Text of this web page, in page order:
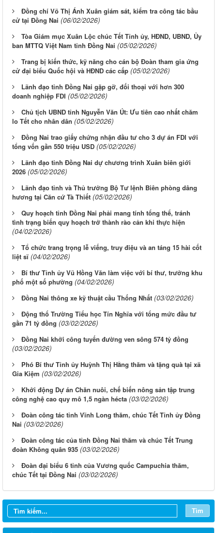
Đồng chí Võ Thị Ánh Xuân giám sát, kiểm tra công tác bầu
cử tại Đồng Nai (06/02/2026)
Tòa Giám mục Xuân Lộc chúc Tết Tỉnh ủy, HĐND, UBND, Ủy
ban MTTQ Việt Nam tỉnh Đồng Nai (05/02/2026)
Trang bị kiến thức, kỹ năng cho cán bộ Đoàn tham gia ứng
cử đại biểu Quốc hội và HĐND các cấp (05/02/2026)
Lãnh đạo tỉnh Đồng Nai gặp gỡ, đối thoại với hơn 300
doanh nghiệp FDI (05/02/2026)
Chủ tịch UBND tỉnh Nguyễn Văn Út: Ưu tiên cao nhất chăm
lo Tết cho nhân dân (05/02/2026)
Đồng Nai trao giấy chứng nhận đầu tư cho 3 dự án FDI với
tổng vốn gần 550 triệu USD (05/02/2026)
Lãnh đạo tỉnh Đồng Nai dự chương trình Xuân biên giới
2026 (05/02/2026)
Lãnh đạo tỉnh và Thủ trưởng Bộ Tư lệnh Biên phòng dâng
hương tại Căn cứ Tà Thiết (05/02/2026)
Quy hoạch tỉnh Đồng Nai phải mang tính tổng thể, tránh
tình trạng biến quy hoạch trở thành rào cản khi thực hiện
(04/02/2026)
Tổ chức trang trọng lễ viếng, truy điệu và an táng 15 hài cốt
liệt sĩ (04/02/2026)
Bí thư Tỉnh ủy Vũ Hồng Văn làm việc với bí thư, trưởng khu
phố một số phường (04/02/2026)
Đồng Nai thông xe kỹ thuật cầu Thống Nhất (03/02/2026)
Động thổ Trường Tiểu học Tín Nghĩa với tổng mức đầu tư
gần 71 tỷ đồng (03/02/2026)
Đồng Nai khởi công tuyến đường ven sông 574 tỷ đồng
(03/02/2026)
Phó Bí thư Tỉnh ủy Huỳnh Thị Hằng thăm và tặng quà tại xã
Gia Kiệm (03/02/2026)
Khởi động Dự án Chăn nuôi, chế biến nông sản tập trung
công nghệ cao quy mô 1,5 ngàn hécta (03/02/2026)
Đoàn công tác tỉnh Vĩnh Long thăm, chúc Tết Tỉnh ủy Đồng
Nai (03/02/2026)
Đoàn công tác của tỉnh Đồng Nai thăm và chúc Tết Trung
đoàn Không quân 935 (03/02/2026)
Đoàn đại biểu 6 tỉnh của Vương quốc Campuchia thăm,
chúc Tết tại Đồng Nai (03/02/2026)
Tìm
Từ ngày 03/8/2026 đến ngày 09/8/2026
Từ ngày 27/7/2026 đến ngày 02/8/2026
Từ ngày 20/7/2026 đến ngày 26/7/2026
Từ ngày 13/7/2026 đến ngày 18/7/2026